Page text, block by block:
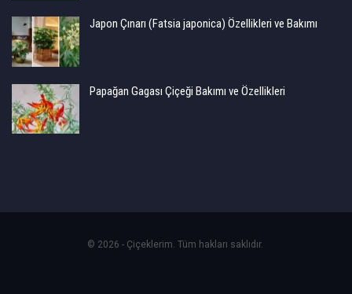
Japon Çınarı (Fatsia japonica) Özellikleri ve Bakımı
Papağan Gagası Çiçeği Bakımı ve Özellikleri
© 2026 - Çiçeklerim. Tüm hakları saklıdır.